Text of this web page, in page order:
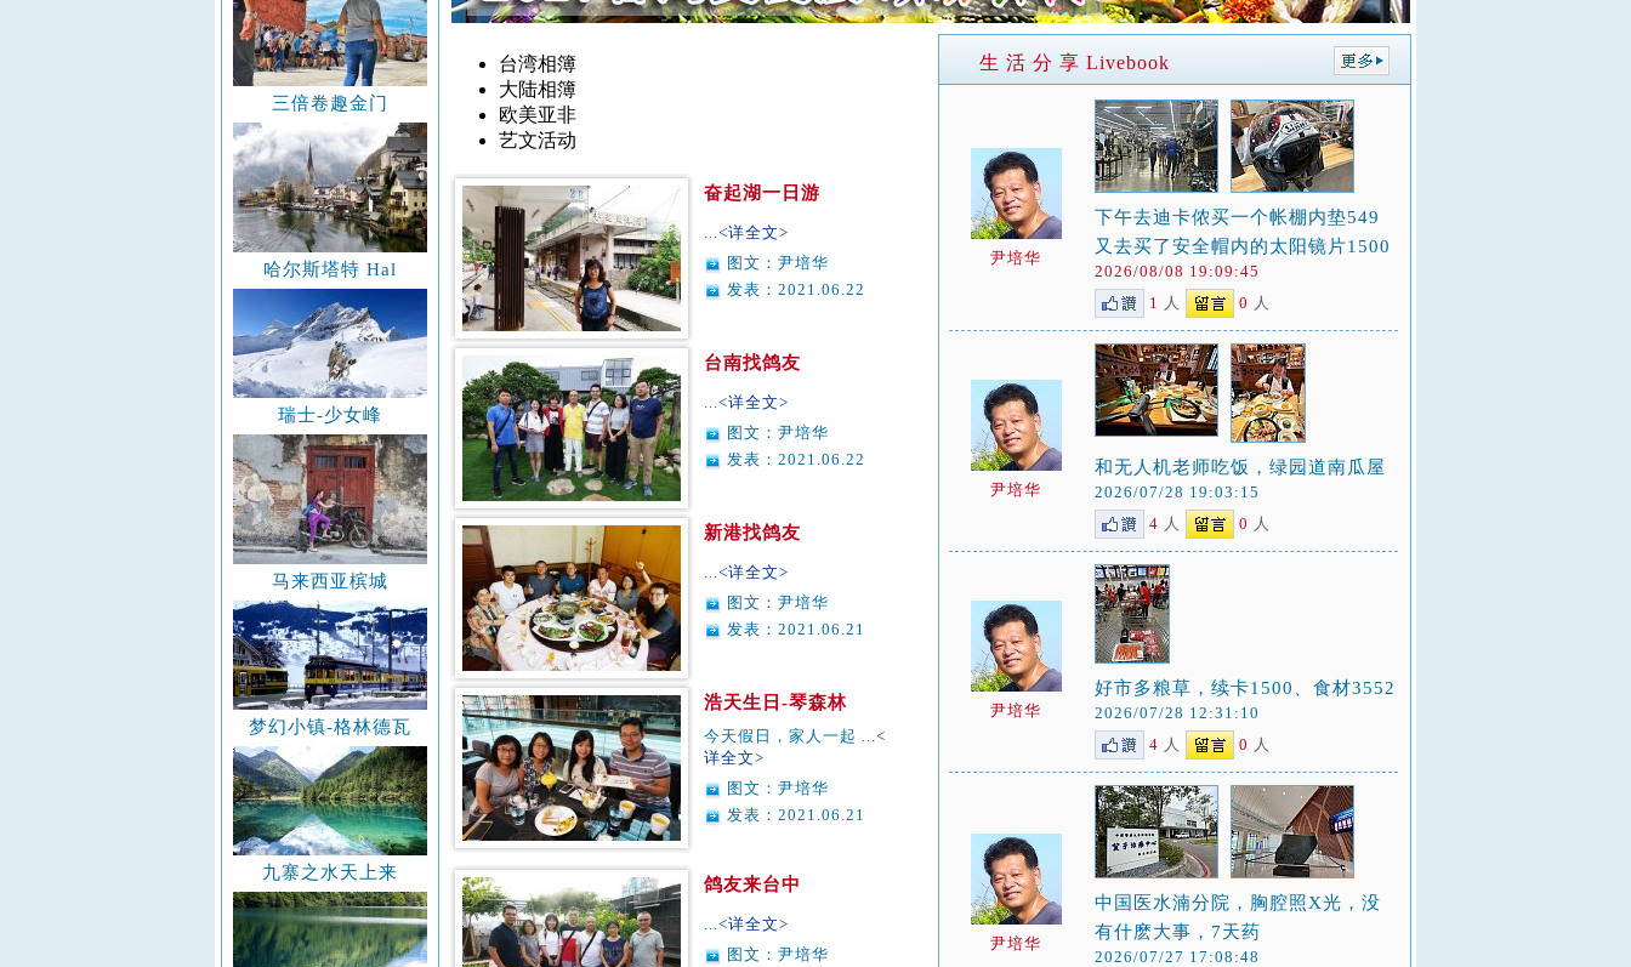
三倍卷趣金门
哈尔斯塔特 Hal
瑞士-少女峰
马来西亚槟城
梦幻小镇-格林德瓦
九寨之水天上来
台湾相簿
大陆相簿
欧美亚非
艺文活动
奋起湖一日游
...<详全文>
图文：尹培华
发表：2021.06.22
台南找鸽友
...<详全文>
图文：尹培华
发表：2021.06.22
新港找鸽友
...<详全文>
图文：尹培华
发表：2021.06.21
浩天生日-琴森林
今天假日，家人一起 ...<
详全文>
图文：尹培华
发表：2021.06.21
鸽友来台中
...<详全文>
图文：尹培华
生 活 分 享 Livebook
尹培华
下午去迪卡侬买一个帐棚内垫549
又去买了安全帽内的太阳镜片1500
2026/08/08 19:09:45
1
人 0 人
尹培华
和无人机老师吃饭，绿园道南瓜屋
2026/07/28 19:03:15
4 人 0 人
尹培华
好市多粮草，续卡1500、食材3552
2026/07/28 12:31:10
4 人 0 人
尹培华
中国医水湳分院，胸腔照X光，没
有什麽大事，7天药
2026/07/27 17:08:48